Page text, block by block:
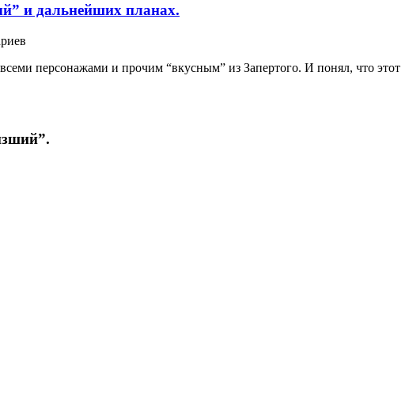
и дальнейших планах.
персонажами и прочим “вкусным” из Запертого. И понял, что этот